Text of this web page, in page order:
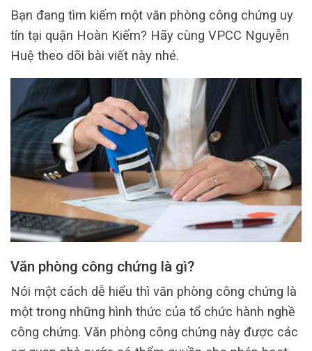
Bạn đang tìm kiếm một văn phòng công chứng uy
tín tại quận Hoàn Kiếm? Hãy cùng VPCC Nguyễn
Huệ theo dõi bài viết này nhé.
Văn phòng công chứng là gì?
Nói một cách dễ hiểu thì văn phòng công chứng là
một trong những hình thức của tổ chức hành nghề
công chứng. Văn phòng công chứng này được các